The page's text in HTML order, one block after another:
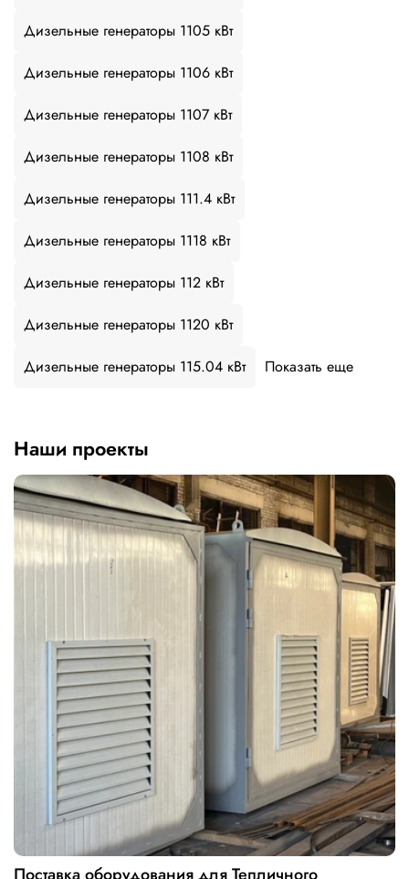
Дизельные генераторы 1105 кВт
Дизельные генераторы 1106 кВт
Дизельные генераторы 1107 кВт
Дизельные генераторы 1108 кВт
Дизельные генераторы 111.4 кВт
Дизельные генераторы 1118 кВт
Дизельные генераторы 112 кВт
Дизельные генераторы 1120 кВт
Дизельные генераторы 115.04 кВт
Показать еще
Наши проекты
Поставка оборудования для Тепличного